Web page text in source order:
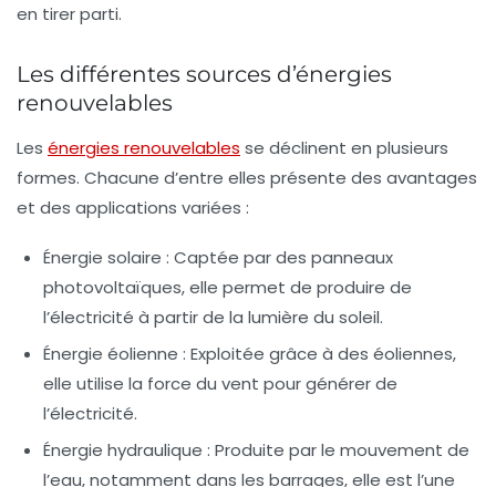
en tirer parti.
Les différentes sources d’énergies
renouvelables
Les énergies renouvelables se déclinent en plusieurs
formes. Chacune d’entre elles présente des avantages
et des applications variées :
Énergie solaire : Captée par des panneaux
photovoltaïques, elle permet de produire de
l’électricité à partir de la lumière du soleil.
Énergie éolienne : Exploitée grâce à des éoliennes,
elle utilise la force du vent pour générer de
l’électricité.
Énergie hydraulique : Produite par le mouvement de
l’eau, notamment dans les barrages, elle est l’une